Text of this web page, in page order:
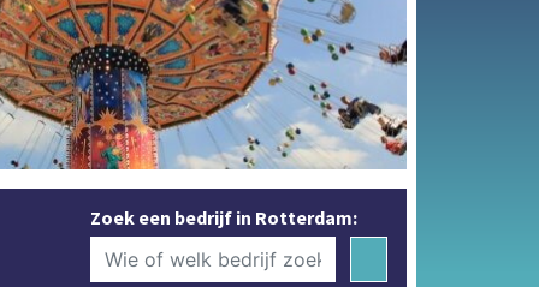
Zoek een bedrijf in Rotterdam: